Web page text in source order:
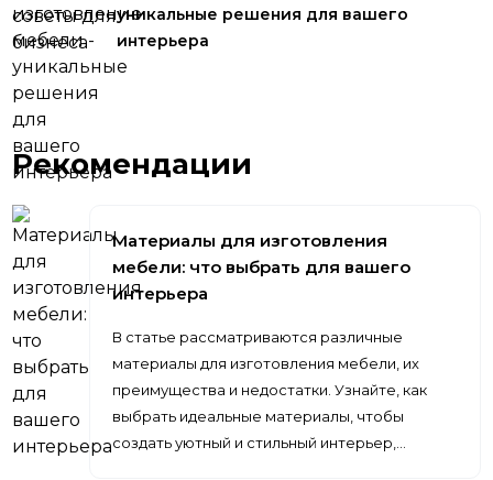
уникальные решения для вашего
интерьера
Рекомендации
Материалы для изготовления
мебели: что выбрать для вашего
интерьера
В статье рассматриваются различные
материалы для изготовления мебели, их
преимущества и недостатки. Узнайте, как
выбрать идеальные материалы, чтобы
создать уютный и стильный интерьер,…